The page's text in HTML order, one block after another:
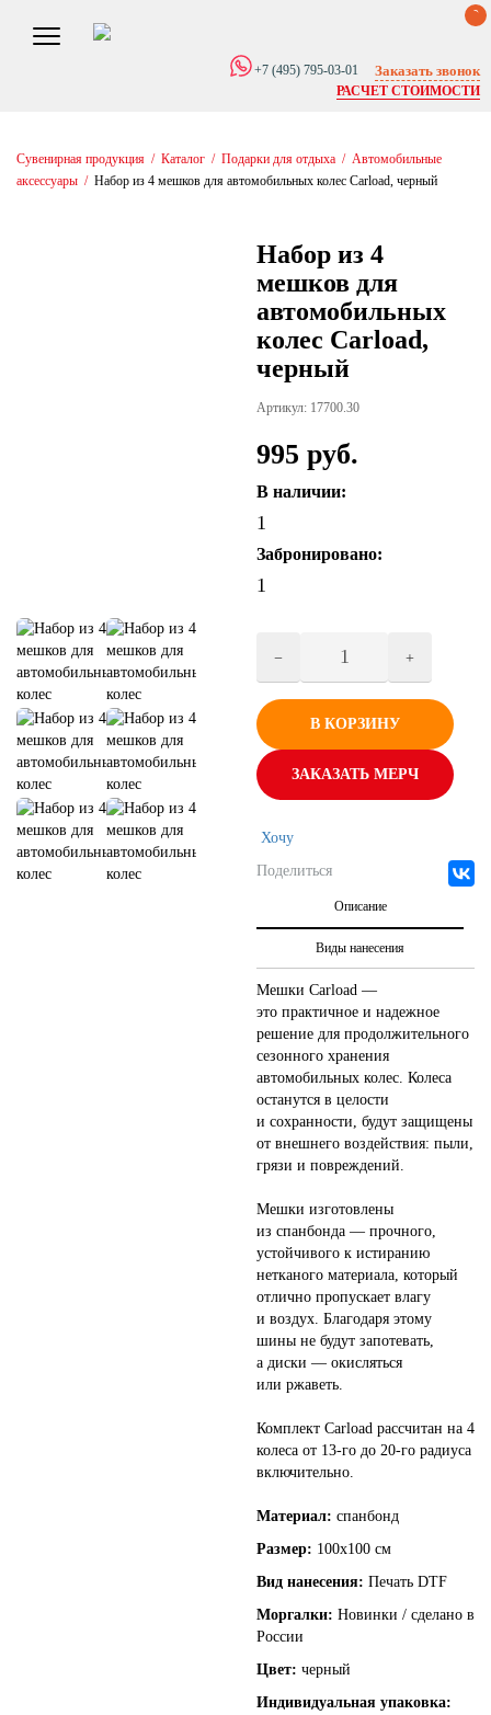
0
+7 (495) 795-03-01 Заказать звонок
РАСЧЕТ СТОИМОСТИ
Сувенирная продукция / Каталог / Подарки для отдыха / Автомобильные
аксессуары / Набор из 4 мешков для автомобильных колес Carload, черный
Набор из 4
мешков для
автомобильных
колес Carload,
черный
Артикул: 17700.30
995 руб.
В наличии:
1
Забронировано:
1
В КОРЗИНУ
ЗАКАЗАТЬ МЕРЧ
Хочу
Поделиться
Описание
Виды нанесения
Мешки Carload —
это практичное и надежное
решение для продолжительного
сезонного хранения
автомобильных колес. Колеса
останутся в целости
и сохранности, будут защищены
от внешнего воздействия: пыли,
грязи и повреждений.
Мешки изготовлены
из спанбонда — прочного,
устойчивого к истиранию
нетканого материала, который
отлично пропускает влагу
и воздух. Благодаря этому
шины не будут запотевать,
а диски — окисляться
или ржаветь.
Комплект Carload рассчитан на 4
колеса от 13-го до 20-го радиуса
включительно.
Материал: спанбонд
Размер: 100x100 см
Вид нанесения: Печать DTF
Моргалки: Новинки / сделано в
России
Цвет: черный
Индивидуальная упаковка: